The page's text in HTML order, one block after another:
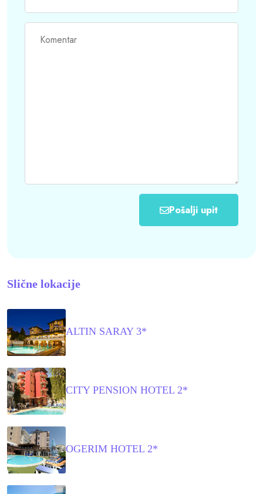
Pošalji upit
Slične lokacije
ALTIN SARAY 3*
CITY PENSION HOTEL 2*
OGERIM HOTEL 2*